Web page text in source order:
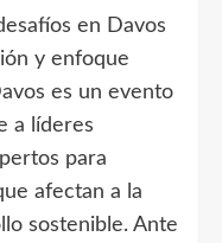
en Davos
y enfoque
es un evento
a líderes
para
afectan a la
sostenible. Ante